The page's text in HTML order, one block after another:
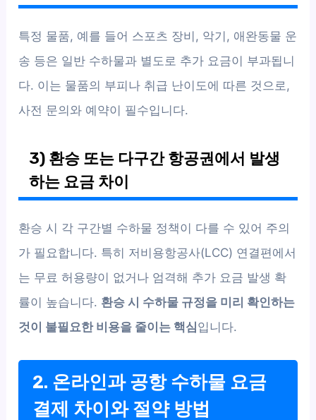
특정 물품, 예를 들어 스포츠 장비, 악기, 애완동물 운
송 등은 일반 수하물과 별도로 추가 요금이 부과됩니
다. 이는 물품의 부피나 취급 난이도에 따른 것으로,
사전 문의와 예약이 필수입니다.
3) 환승 또는 다구간 항공권에서 발생
하는 요금 차이
환승 시 각 구간별 수하물 정책이 다를 수 있어 주의
가 필요합니다. 특히 저비용항공사(LCC) 연결편에서
는 무료 허용량이 없거나 엄격해 추가 요금 발생 확
률이 높습니다. 환승 시 수하물 규정을 미리 확인하는
것이 불필요한 비용을 줄이는 핵심입니다.
2. 온라인과 공항 수하물 요금
결제 차이와 절약 방법